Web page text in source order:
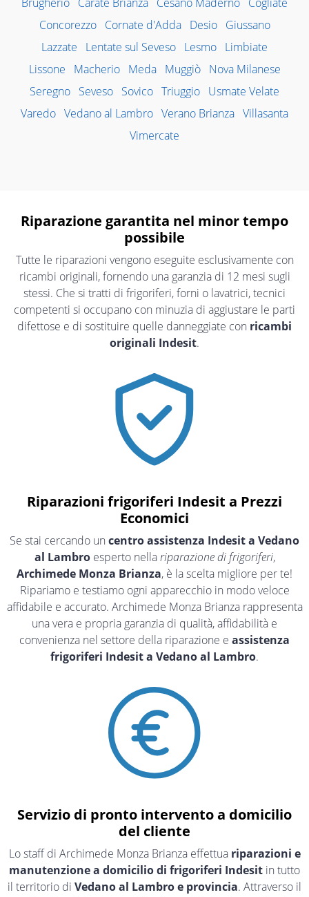
Concorezzo
Cornate d'Adda Desio
Giussano
Lazzate
Lentate sul Seveso Lesmo Limbiate
Lissone
Macherio Meda Muggiò
Nova Milanese
Seregno Seveso Sovico Triuggio Usmate Velate
Varedo Vedano al Lambro Verano Brianza Villasanta
Vimercate
Riparazione garantita nel minor tempo
possibile
Tutte le riparazioni vengono eseguite esclusivamente con
ricambi originali, fornendo una garanzia di 12 mesi sugli
stessi. Che si tratti di frigoriferi, forni o lavatrici, tecnici
competenti si occupano con minuzia di aggiustare le parti
difettose e di sostituire quelle danneggiate con ricambi
originali Indesit.
Riparazioni frigoriferi Indesit a Prezzi
Economici
Se stai cercando un centro assistenza Indesit a Vedano
al Lambroesperto nellariparazione di frigoriferi,
Archimede Monza Brianza, è la scelta migliore per te!
Ripariamo e testiamo ogni apparecchio in modo veloce
affidabile e accurato. Archimede Monza Brianza rappresenta
una vera e propria garanzia di qualità, affidabilità e
convenienza nel settore della riparazione e assistenza
frigoriferi Indesit a Vedano al Lambro.
Servizio di pronto intervento a domicilio
del cliente
Lo staff di Archimede Monza Brianza effettua riparazioni e
manutenzione a domicilio di frigoriferi Indesit in tutto
il territorio di Vedano al Lambro e provincia. Attraverso il